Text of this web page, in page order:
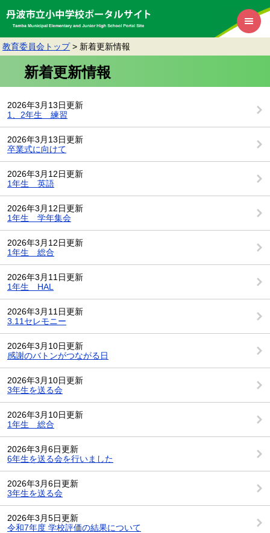
教育委員会トップ > 新着更新情報
新着更新情報
2026年3月13日更新
1、2年生 練習
2026年3月13日更新
卒業式に向けて
2026年3月12日更新
1年生 英語
2026年3月12日更新
1年生 学年集会
2026年3月12日更新
1年生 総合
2026年3月11日更新
1年生 HAL
2026年3月11日更新
3.11セレモニー
2026年3月10日更新
感謝のバトンがつながる日
2026年3月10日更新
3年生を送る会
2026年3月10日更新
1年生 総合
2026年3月6日更新
6年生を送る会を行いました
2026年3月6日更新
3年生を送る会
2026年3月5日更新
令和7年度 学校評価の結果について